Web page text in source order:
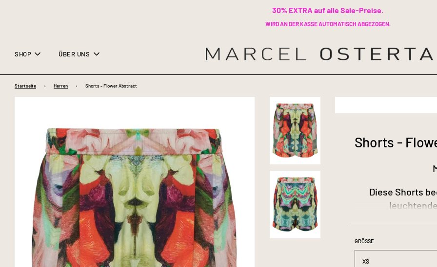
30% EXTRA auf alle Sale-Preise.
WIRD AN DER KASSE AUTOMATISCH ABGEZOGEN.
SHOP ÜBER UNS
Startseite › Herren › Shorts - Flower Abstract
Shorts -
Diese Shorts
Der elastische
optimalen Sitz.
GRÖSSE
XS